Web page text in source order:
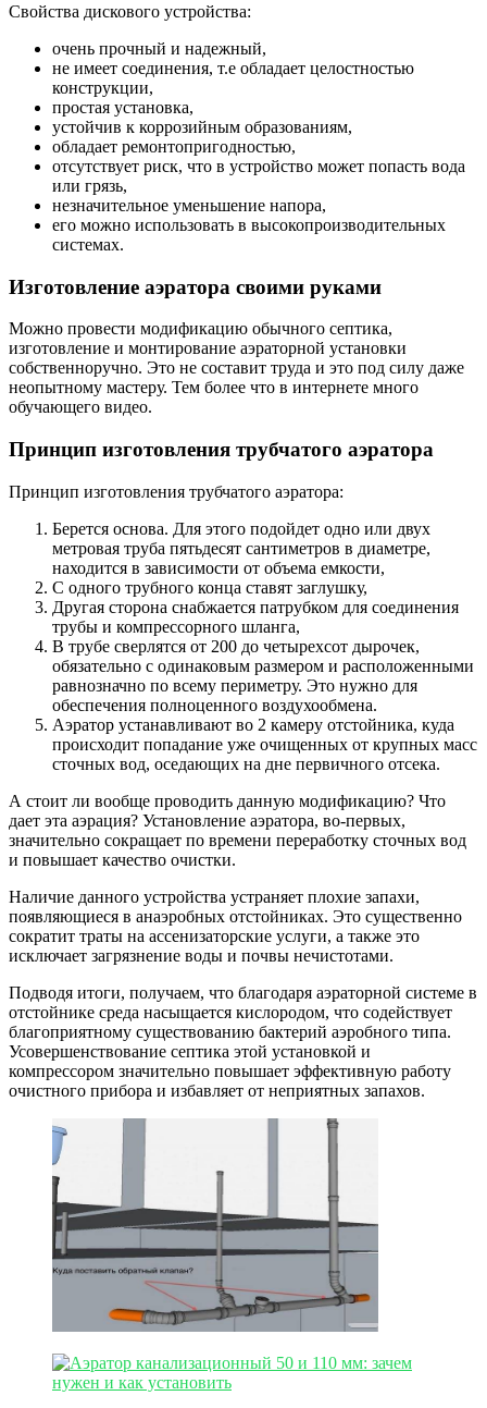
Свойства дискового устройства:
очень прочный и надежный,
не имеет соединения, т.е обладает целостностью
конструкции,
простая установка,
устойчив к коррозийным образованиям,
обладает ремонтопригодностью,
отсутствует риск, что в устройство может попасть вода
или грязь,
незначительное уменьшение напора,
его можно использовать в высокопроизводительных
системах.
Изготовление аэратора своими руками
Можно провести модификацию обычного септика,
изготовление и монтирование аэраторной установки
собственноручно. Это не составит труда и это под силу даже
неопытному мастеру. Тем более что в интернете много
обучающего видео.
Принцип изготовления трубчатого аэратора
Принцип изготовления трубчатого аэратора:
Берется основа. Для этого подойдет одно или двух
метровая труба пятьдесят сантиметров в диаметре,
находится в зависимости от объема емкости,
С одного трубного конца ставят заглушку,
Другая сторона снабжается патрубком для соединения
трубы и компрессорного шланга,
В трубе сверлятся от 200 до четырехсот дырочек,
обязательно с одинаковым размером и расположенными
равнозначно по всему периметру. Это нужно для
обеспечения полноценного воздухообмена.
Аэратор устанавливают во 2 камеру отстойника, куда
происходит попадание уже очищенных от крупных масс
сточных вод, оседающих на дне первичного отсека.
А стоит ли вообще проводить данную модификацию? Что
дает эта аэрация? Установление аэратора, во-первых,
значительно сокращает по времени переработку сточных вод
и повышает качество очистки.
Наличие данного устройства устраняет плохие запахи,
появляющиеся в анаэробных отстойниках. Это существенно
сократит траты на ассенизаторские услуги, а также это
исключает загрязнение воды и почвы нечистотами.
Подводя итоги, получаем, что благодаря аэраторной системе в
отстойнике среда насыщается кислородом, что содействует
благоприятному существованию бактерий аэробного типа.
Усовершенствование септика этой установкой и
компрессором значительно повышает эффективную работу
очистного прибора и избавляет от неприятных запахов.